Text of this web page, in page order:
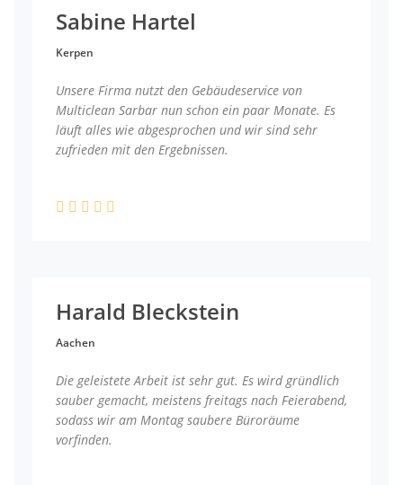
Sabine Hartel
Kerpen
Unsere Firma nutzt den Gebäudeservice von
Multiclean Sarbar nun schon ein paar Monate. Es
läuft alles wie abgesprochen und wir sind sehr
zufrieden mit den Ergebnissen.
Harald Bleckstein
Aachen
Die geleistete Arbeit ist sehr gut. Es wird gründlich
sauber gemacht, meistens freitags nach Feierabend,
sodass wir am Montag saubere Büroräume
vorfinden.